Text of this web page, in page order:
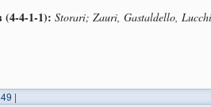
(4-4-1-1):Storari; Zauri, Gastaldello,
|